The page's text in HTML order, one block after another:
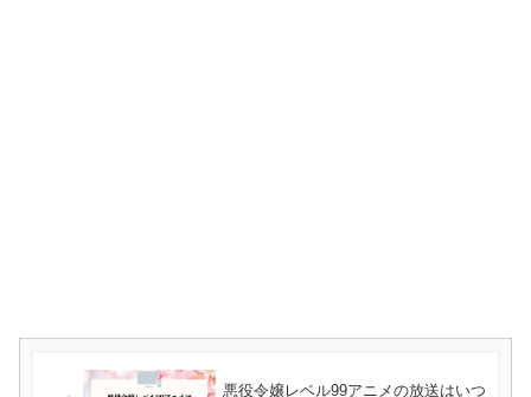
悪役令嬢レベル99アニメの放送はいつ